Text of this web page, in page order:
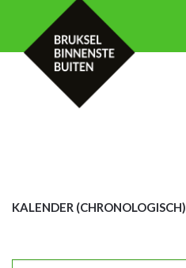
KALENDER (CHRONOLOGISCH)